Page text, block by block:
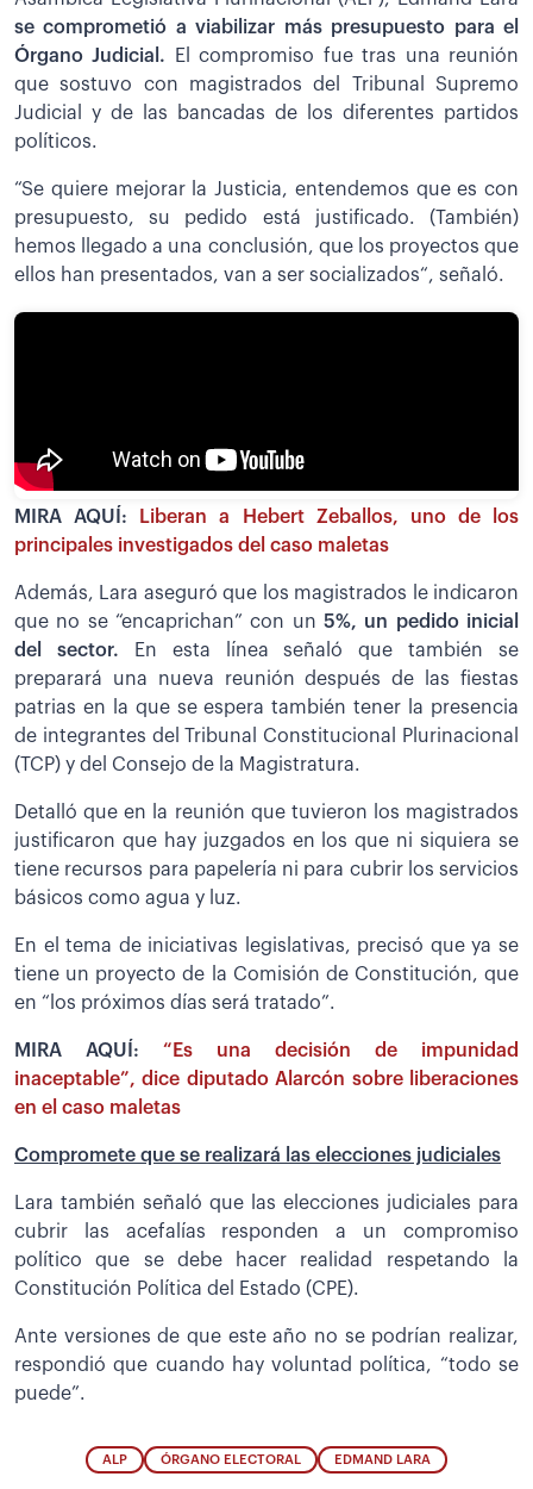
se comprometió a viabilizar más presupuesto para el
Órgano Judicial.
El compromiso fue tras una reunión
que sostuvo con magistrados del Tribunal Supremo
Judicial y de las bancadas de los diferentes partidos
políticos.
“Se quiere mejorar la Justicia, entendemos que es con
presupuesto, su pedido está justificado. (También)
hemos llegado a una conclusión, que los proyectos que
ellos han presentados, van a ser socializados“, señaló.
MIRA AQUÍ: Liberan a Hebert Zeballos, uno de los
principales investigados del caso maletas
Además, Lara aseguró que los magistrados le indicaron
que no se “encaprichan” con un 5%, un pedido inicial
del sector. En esta línea señaló que también se
preparará una nueva reunión después de las fiestas
patrias en la que se espera también tener la presencia
de integrantes del Tribunal Constitucional Plurinacional
(TCP) y del Consejo de la Magistratura.
Detalló que en la reunión que tuvieron los magistrados
justificaron que hay juzgados en los que ni siquiera se
tiene recursos para papelería ni para cubrir los servicios
básicos como agua y luz.
En el tema de iniciativas legislativas, precisó que ya se
tiene un proyecto de la Comisión de Constitución, que
en “los próximos días será tratado”.
MIRA AQUÍ: “Es una decisión de impunidad
inaceptable”, dice diputado Alarcón sobre liberaciones
en el caso maletas
Compromete que se realizará las elecciones judiciales
Lara también señaló que las elecciones judiciales para
cubrir las acefalías responden a un compromiso
político que se debe hacer realidad respetando la
Constitución Política del Estado (CPE).
Ante versiones de que este año no se podrían realizar,
respondió que cuando hay voluntad política, “todo se
puede”.
ALP ÓRGANO ELECTORAL EDMAND LARA